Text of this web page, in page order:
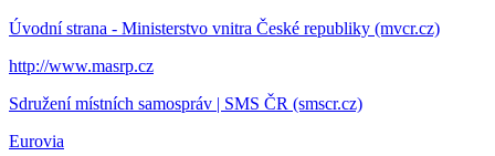
Úvodní strana - Ministerstvo vnitra České republiky (mvcr.cz)
http://www.masrp.cz
Sdružení místních samospráv | SMS ČR (smscr.cz)
Eurovia